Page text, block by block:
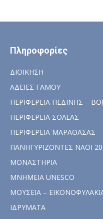
Πληροφορίες
ΔΙΟΙΚΗΣΗ
ΑΔΕΙΕΣ ΓΑΜΟΥ
ΠΕΡΙΦΕΡΕΙΑ ΠΕΔΙΝΗΣ –
ΠΕΡΙΦΕΡΕΙΑ ΣΟΛΕΑΣ
ΠΕΡΙΦΕΡΕΙΑ ΜΑΡΑΘΑΣΑΣ
ΠΑΝΗΓΥΡΙΖΟΝΤΕΣ ΝΑΟΙ
ΜΟΝΑΣΤΗΡΙΑ
ΜΝΗΜΕΙΑ UNESCO
ΜΟΥΣΕΙΑ –
ΙΔΡΥΜΑΤΑ